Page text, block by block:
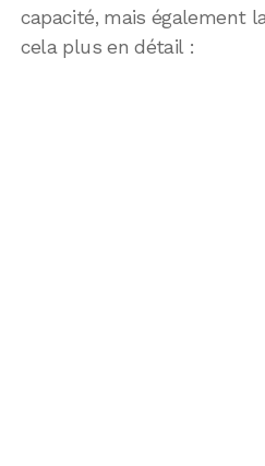
capacité, mais également
cela plus en détail :